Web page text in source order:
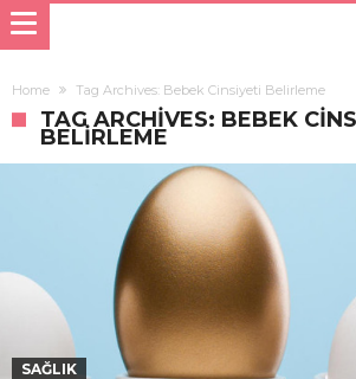
Home Tag Archives: Bebek Cinsiyeti Belirleme
TAG ARCHIVES: BEBEK
BELIRLEME
SAĞLIK